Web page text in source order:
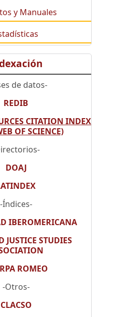
y Manuales
de datos-
REDIB
CITATION INDEX
OF SCIENCE)
DOAJ
-Índices-
IBEROMERICANA
JUSTICE STUDIES
ROMEO
-Otros-
CLACSO